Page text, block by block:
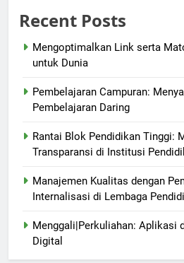
Recent Posts
Mengoptimalkan Link serta
untuk Dunia
Pembelajaran Campuran:
Pembelajaran Daring
Rantai Blok Pendidikan Tinggi:
Transparansi di Institusi
Manajemen Kualitas dengan
Internalisasi di Lembaga
Menggali|Perkuliahan: Aplikasi
Digital